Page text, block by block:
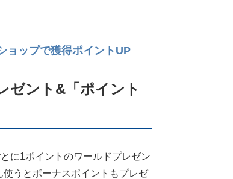
ョップで獲得ポイントUP
ゼント&「ポイント
に1ポイントのワールドプレゼン
使うとボーナスポイントもプレゼ